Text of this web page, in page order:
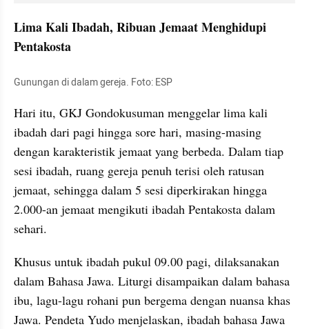
Lima Kali Ibadah, Ribuan Jemaat Menghidupi
Pentakosta
Gunungan di dalam gereja. Foto: ESP
Hari itu, GKJ Gondokusuman menggelar lima kali
ibadah dari pagi hingga sore hari, masing-masing
dengan karakteristik jemaat yang berbeda. Dalam tiap
sesi ibadah, ruang gereja penuh terisi oleh ratusan
jemaat, sehingga dalam 5 sesi diperkirakan hingga
2.000-an jemaat mengikuti ibadah Pentakosta dalam
sehari.
Khusus untuk ibadah pukul 09.00 pagi, dilaksanakan
dalam Bahasa Jawa. Liturgi disampaikan dalam bahasa
ibu, lagu-lagu rohani pun bergema dengan nuansa khas
Jawa. Pendeta Yudo menjelaskan, ibadah bahasa Jawa